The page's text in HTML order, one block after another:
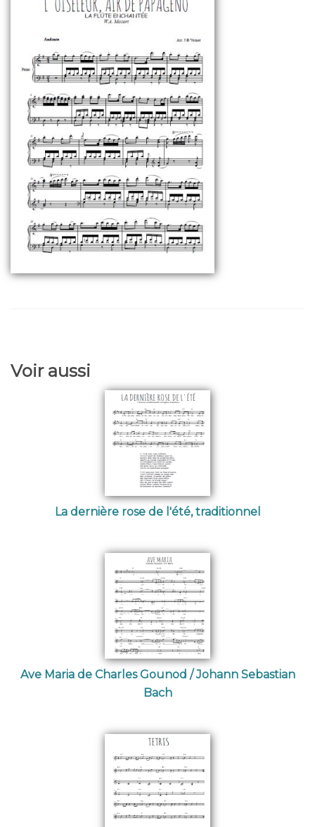
Voir aussi
La dernière rose de l'été, traditionnel
Ave Maria de Charles Gounod / Johann Sebastian
Bach